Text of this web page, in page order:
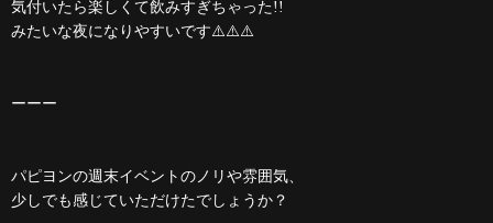
気付いたら楽しくて飲みすぎちゃった!!
みたいな夜になりやすいです⚠️⚠️⚠️
ーーー
パピヨンの週末イベントのノリや雰囲気、
少しでも感じていただけたでしょうか？